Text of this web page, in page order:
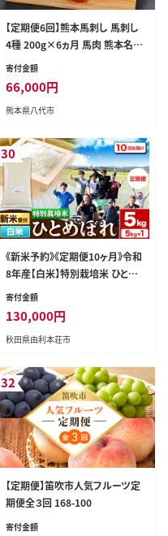
【定期便6回】熊本馬刺し 馬刺し
4種 200g×6ヵ月 馬肉 熊本名物
馬刺し 馬 肉 生食 上赤身 中トロ
寄付金額
66,000円
熊本県八代市
30
《新米予約》《定期便10ヶ月》令和
8年産【白米】特別栽培米 ひとめ
ぼれ 5kg 秋田県産 [ひとめぼれ
ブランド米 食卓 秋田県産 秋田
県 由利本荘市]
寄付金額
130,000円
秋田県由利本荘市
32
【定期便】笛吹市人気フルーツ定
期便全３回 168-100
寄付金額